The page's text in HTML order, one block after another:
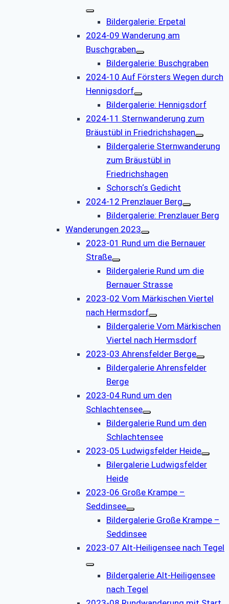
Bildergalerie: Erpetal
2024-09 Wanderung am
Buschgraben
Bildergalerie: Buschgraben
2024-10 Auf Försters Wegen durch
Hennigsdorf
Bildergalerie: Hennigsdorf
2024-11 Sternwanderung zum
Bräustübl in Friedrichshagen
Bildergalerie Sternwanderung
zum Bräustübl in
Friedrichshagen
Schorsch‘s Gedicht
2024-12 Prenzlauer Berg
Bildergalerie: Prenzlauer Berg
Wanderungen 2023
2023-01 Rund um die Bernauer
Straße
Bildergalerie Rund um die
Bernauer Strasse
2023-02 Vom Märkischen Viertel
nach Hermsdorf
Bildergalerie Vom Märkischen
Viertel nach Hermsdorf
2023-03 Ahrensfelder Berge
Bildergalerie Ahrensfelder
Berge
2023-04 Rund um den
Schlachtensee
Bildergalerie Rund um den
Schlachtensee
2023-05 Ludwigsfelder Heide
Bilergalerie Ludwigsfelder
Heide
2023-06 Große Krampe –
Seddinsee
Bildergalerie Große Krampe –
Seddinsee
2023-07 Alt-Heiligensee nach Tegel
Bildergalerie Alt-Heiligensee
nach Tegel